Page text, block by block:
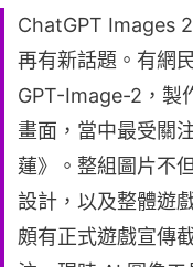
ChatGPT Images
再有新話題。有網
GPT-Image-2，製
畫面，當中最受關
蓮》。整組圖片不
設計，以及整體遊
頗有正式遊戲宣傳